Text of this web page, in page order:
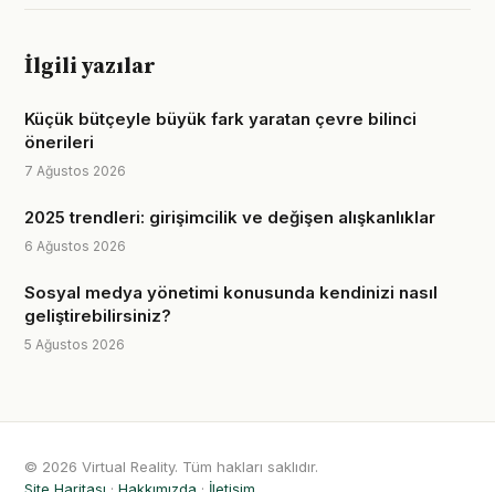
İlgili yazılar
Küçük bütçeyle büyük fark yaratan çevre bilinci
önerileri
7 Ağustos 2026
2025 trendleri: girişimcilik ve değişen alışkanlıklar
6 Ağustos 2026
Sosyal medya yönetimi konusunda kendinizi nasıl
geliştirebilirsiniz?
5 Ağustos 2026
© 2026 Virtual Reality. Tüm hakları saklıdır.